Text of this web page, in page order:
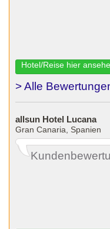
Hotel/Reise hier
> Alle
allsun Hotel Lucana
Gran Canaria, Spanien